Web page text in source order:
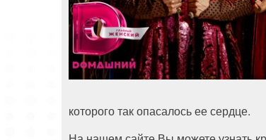
которого так опасалось ее сердце.